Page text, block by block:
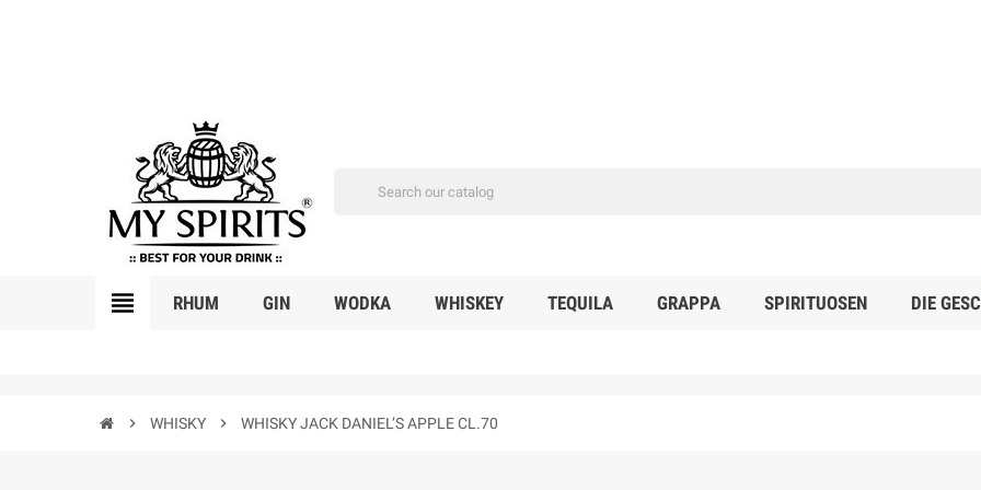
view_headline RHUM GIN WODKA WHISKEY TEQUILA GRAPPA SPIRITUOSEN DIE
chevron_right WHISKY chevron_right WHISKY JACK DANIEL’S APPLE CL.70